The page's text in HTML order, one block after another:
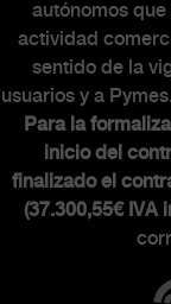
autónomos
actividad
sentido de la
usuarios y a
Para la
inicio del
finalizado el
(37.300,55€ IVA